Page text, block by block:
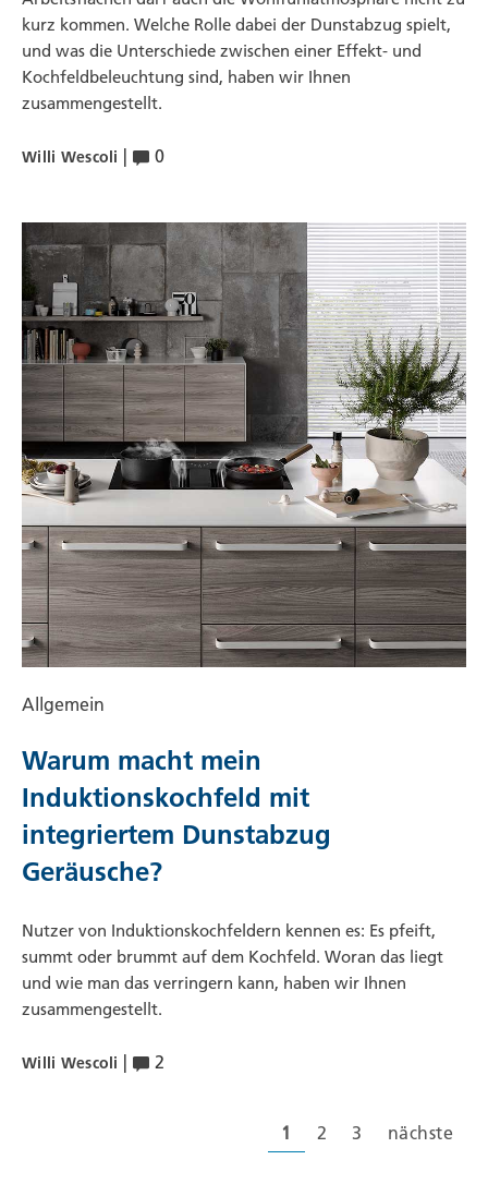
kurz kommen. Welche Rolle dabei der Dunstabzug spielt,
und was die Unterschiede zwischen einer Effekt- und
Kochfeldbeleuchtung sind, haben wir Ihnen
zusammengestellt.
Willi Wescoli | 0
Allgemein
Warum macht mein
Induktionskochfeld mit
integriertem Dunstabzug
Geräusche?
Nutzer von Induktionskochfeldern kennen es: Es pfeift,
summt oder brummt auf dem Kochfeld. Woran das liegt
und wie man das verringern kann, haben wir Ihnen
zusammengestellt.
Willi Wescoli | 2
1 2 3 nächste